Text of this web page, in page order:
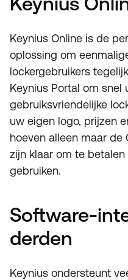
Keynius Online is de
oplossing om
lockergebruikers
Keynius Portal om snel
gebruiksvriendelijke
uw eigen logo, prijzen
hoeven alleen maar de
zijn klaar om te
gebruiken.
Software-
derden
Keynius ondersteunt